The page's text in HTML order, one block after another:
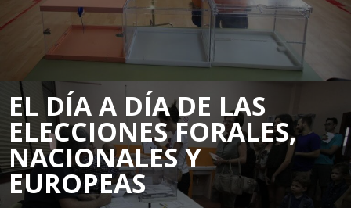
EL DÍA A DÍA DE LAS
ELECCIONES FORALES,
NACIONALES Y
EUROPEAS